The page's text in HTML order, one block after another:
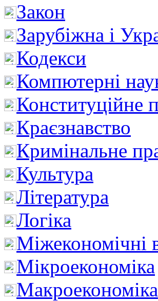
Закон
Зарубіжна і
Кодекси
Компютерні
Конституційне
Краєзнавство
Кримінальне
Культура
Література
Логіка
Міжекономічні
Мікроекономіка
Макроекономіка